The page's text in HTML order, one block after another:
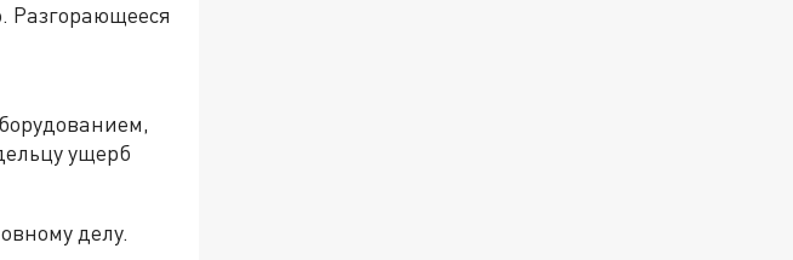
Разгорающееся
ущерб
делу.